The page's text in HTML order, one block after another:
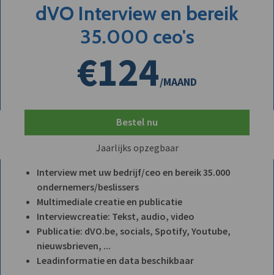
dVO Interview en bereik
35.000 ceo's
€124/MAAND
Bestel nu
Jaarlijks opzegbaar
Interview met uw bedrijf/ceo en bereik 35.000
ondernemers/beslissers
Multimediale creatie en publicatie
Interviewcreatie: Tekst, audio, video
Publicatie: dVO.be, socials, Spotify, Youtube,
nieuwsbrieven, ...
Leadinformatie en data beschikbaar